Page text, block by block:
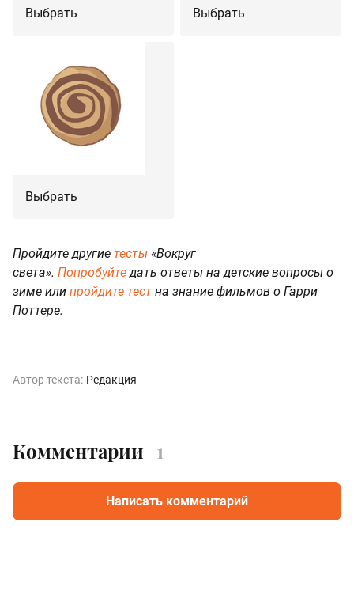
Выбрать Выбрать
Выбрать
Пройдите другие тесты «Вокруг
света». Попробуйтедать ответы на детские вопросы о
зиме или пройдите тест на знание фильмов о Гарри
Поттере.
Автор текста: Редакция
Комментарии 1
Написать комментарий